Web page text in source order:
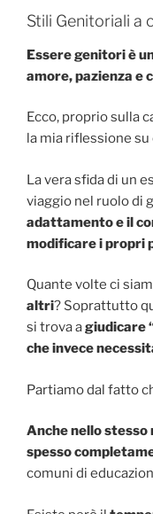
Stili Genitoriali a
Essere genitori è
amore, pazienza e
Ecco, proprio sulla
la mia riflessione
La vera sfida di un
viaggio nel ruolo di
adattamento e il
modificare i propri
Quante volte ci
altri? Soprattutto
si trova agiudicare
che invece
Partiamo dal fatto
Anche nello
spesso
comuni di